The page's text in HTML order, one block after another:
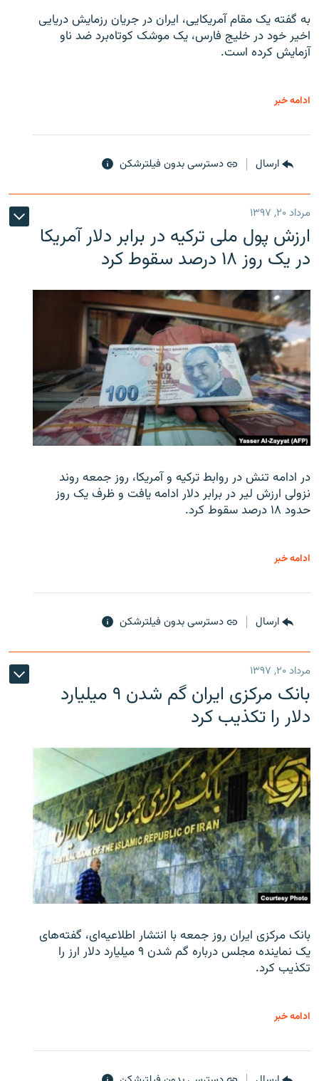
به گفته یک مقام آمریکایی، ایران در جریان رزمایش دریایی
اخیر خود در خلیج فارس، یک موشک کوتاه‌برد ضد ناو
آزمایش کرده است.
ادامه خبر
ارسال دسترسی بدون فیلترشکن
مرداد ۲۰, ۱۳۹۷
ارزش پول ملی ترکیه در برابر دلار آمریکا
در یک روز ۱۸ درصد سقوط کرد
در ادامه تنش در روابط ترکیه و آمریکا، روز جمعه روند
نزولی ارزش لیر در برابر دلار ادامه یافت و ظرف یک روز
حدود ۱۸ درصد سقوط کرد.
ادامه خبر
ارسال دسترسی بدون فیلترشکن
مرداد ۲۰, ۱۳۹۷
بانک مرکزی ایران گم شدن ۹ میلیارد
دلار را تکذیب کرد
بانک مرکزی ایران روز جمعه با انتشار اطلاعیه‌ای، گفته‌های
یک نماینده مجلس درباره گم شدن ۹ میلیارد دلار ارز را
تکذیب کرد.
ادامه خبر